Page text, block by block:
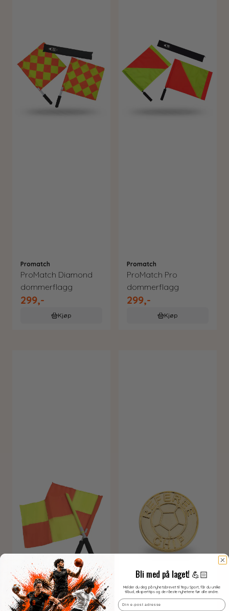
Promatch
ProMatch Diamond
dommerflagg
299,-
Kjøp
Promatch
ProMatch Pro
dommerflagg
299,-
Kjøp
Bli med på laget! 💪🏻
Melder du deg på nyhetsbrevet til Tegu Sport, får du unike
tilbud, eksperttips og de råeste nyhetene før alle andre.
Email